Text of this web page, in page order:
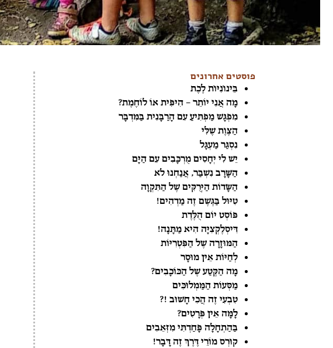
פוסטים אחרונים
בֵּינוֹנִיּוֹת לֶכֶת
מָה אֲנִי יוֹתֵר – הִיפִּית אוֹ לוֹחֶמֶת?
מִפְגָּשׁ מַפְתִּיעַ עִם הָרַבָּנִית בַּמִּדְבָּר
הַצֶּוֶת שֶׁלִּי
נִסְגַּר מַעְגָּל
יֵשׁ לִי יְחָסִים מֻרְכָּבִים עִם הַיָּם
הַשָּׁרָב נִשְׁבַּר, אֲנַחְנוּ לֹא
הַשָּׂדוֹת הַיְּרֻקִּים שֶׁל הַתִּקְוָה
טִיּוּל בַּגֶּשֶׁם זֶה מַדְהִים!
פּוֹסְט יוֹם הֻלֶּדֶת
דִּיסְלֶקְצִיָּה הִיא מַתָּנָה!
הַמּוּזָרָה שֶׁל הַפִּטְרִיּוֹת
לְחַיּוֹת אֵין מוּסָר
מָה הַקֶּטַע שֶׁל הַכּוֹכָבִים?
מַסְּעוֹת הַמַּמְלוּכִּים
טִבְעִי זֶה הֲכִי חָשׁוּב !?
לָמָּה אֵין פְּרָטִים?
בַּהַתְחָלָה פָּחַדְתִּי מִזְּאֵבִים
קוּרְס מוֹרֵי דֶּרֶךְ זֶה דָּבָר!